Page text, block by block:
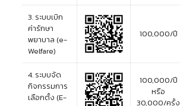
3. ระบบเบิก
ค่ารักษา
พยาบาล (e-
Welfare)
100,000/ปี
4. ระบบจัด
กิจกรรมการ
เลือกตั้ง (E-
100,000/ปี
หรือ
30,000/ครั้ง